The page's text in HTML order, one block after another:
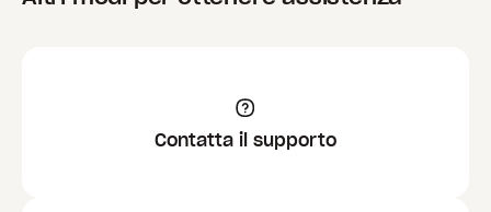
Contatta il supporto